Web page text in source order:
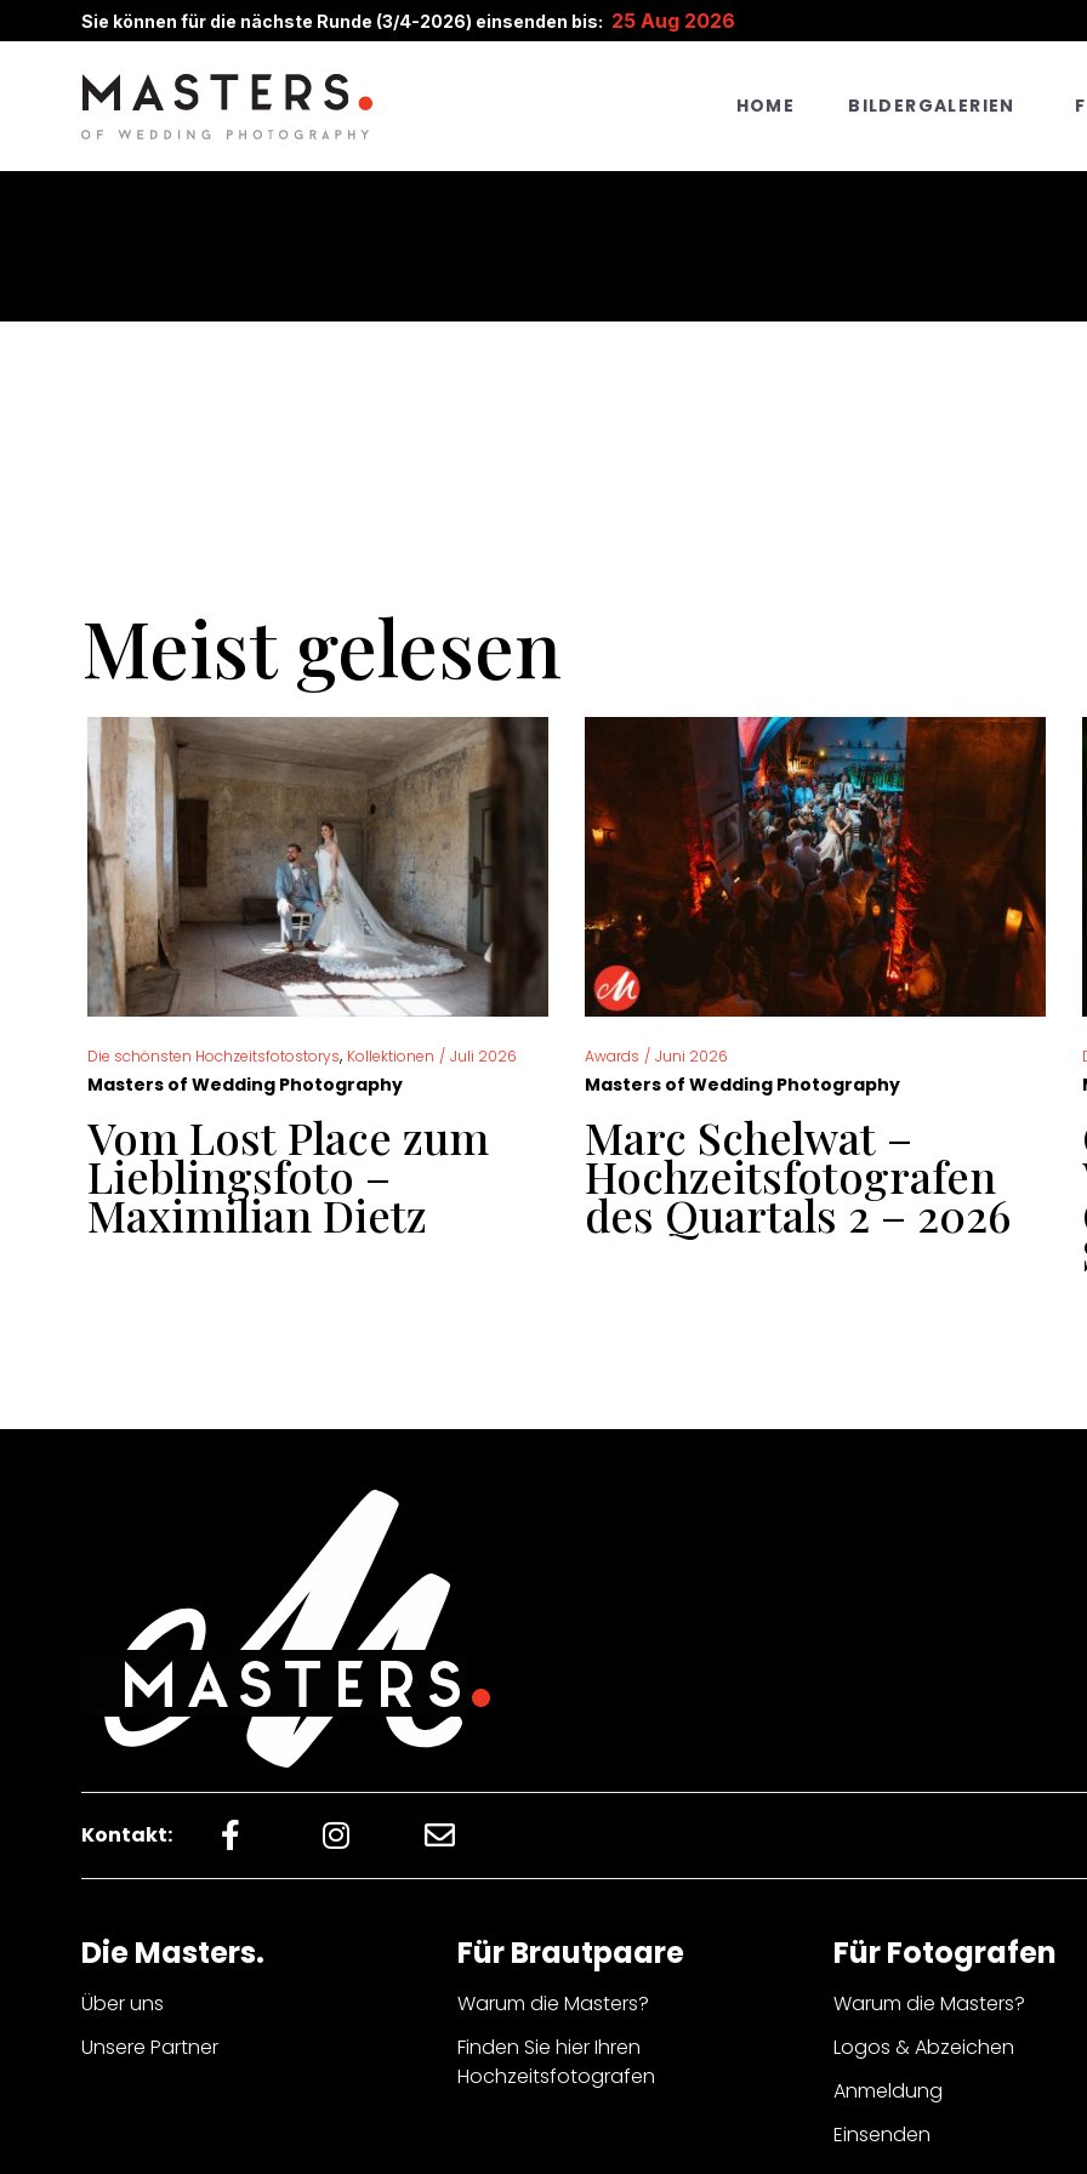
Sie können für die nächste Runde (3/4-2026) einsenden bis: 25 Aug 2026
HOME BILDERGALERIEN
Meist gelesen
Die schönsten Hochzeitsfotostorys, Kollektionen / Juli 2026
Masters of Wedding Photography
Vom Lost Place zum
Lieblingsfoto –
Maximilian Dietz
Awards / Juni 2026
Masters of Wedding Photography
Marc Schelwat –
Hochzeitsfotografen
des Quartals 2 – 2026
Kontakt:
Die Masters.
Über uns
Unsere Partner
Für Brautpaare
Warum die Masters?
Finden Sie hier Ihren
Hochzeitsfotografen
Für Fotografen
Warum die Masters?
Logos & Abzeichen
Anmeldung
Einsenden